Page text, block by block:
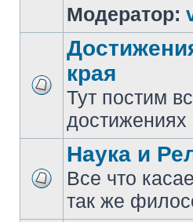
Модератор:
края
Тут постим
достижениях
Наука и
Все что
так же